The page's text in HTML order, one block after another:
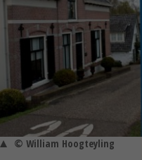
© William Hoogteyling